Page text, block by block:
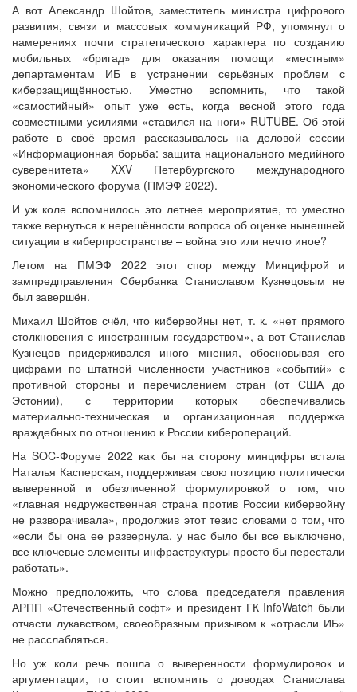
А вот Александр Шойтов, заместитель министра цифрового
развития, связи и массовых коммуникаций РФ, упомянул о
намерениях почти стратегического характера по созданию
мобильных «бригад» для оказания помощи «местным»
департаментам ИБ в устранении серьёзных проблем с
киберзащищённостью. Уместно вспомнить, что такой
«самостийный» опыт уже есть, когда весной этого года
совместными усилиями «ставился на ноги» RUTUBE. Об этой
работе в своё время рассказывалось на деловой сессии
«Информационная борьба: защита национального медийного
суверенитета» XXV Петербургского международного
экономического форума (ПМЭФ 2022).
И уж коле вспомнилось это летнее мероприятие, то уместно
также вернуться к нерешённости вопроса об оценке нынешней
ситуации в киберпространстве – война это или нечто иное?
Летом на ПМЭФ 2022 этот спор между Минцифрой и
зампредправления Сбербанка Станиславом Кузнецовым не
был завершён.
Михаил Шойтов счёл, что кибервойны нет, т. к. «нет прямого
столкновения с иностранным государством», а вот Станислав
Кузнецов придерживался иного мнения, обосновывая его
цифрами по штатной численности участников «событий» с
противной стороны и перечислением стран (от США до
Эстонии), с территории которых обеспечивались
материально-техническая и организационная поддержка
враждебных по отношению к России киберопераций.
На SOC-Форуме 2022 как бы на сторону минцифры встала
Наталья Касперская, поддерживая свою позицию политически
выверенной и обезличенной формулировкой о том, что
«главная недружественная страна против России кибервойну
не разворачивала», продолжив этот тезис словами о том, что
«если бы она ее развернула, у нас было бы все выключено,
все ключевые элементы инфраструктуры просто бы перестали
работать».
Можно предположить, что слова председателя правления
АРПП «Отечественный софт» и президент ГК InfoWatch были
отчасти лукавством, своеобразным призывом к «отрасли ИБ»
не расслабляться.
Но уж коли речь пошла о выверенности формулировок и
аргументации, то стоит вспомнить о доводах Станислава